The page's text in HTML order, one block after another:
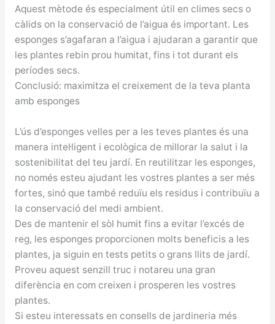
Aquest mètode és especialment útil en climes secs o
càlids on la conservació de l’aigua és important. Les
esponges s’agafaran a l’aigua i ajudaran a garantir que
les plantes rebin prou humitat, fins i tot durant els
períodes secs.
Conclusió: maximitza el creixement de la teva planta
amb esponges
L’ús d’esponges velles per a les teves plantes és una
manera intel·ligent i ecològica de millorar la salut i la
sostenibilitat del teu jardí. En reutilitzar les esponges,
no només esteu ajudant les vostres plantes a ser més
fortes, sinó que també reduïu els residus i contribuïu a
la conservació del medi ambient.
Des de mantenir el sòl humit fins a evitar l’excés de
reg, les esponges proporcionen molts beneficis a les
plantes, ja siguin en tests petits o grans llits de jardí.
Proveu aquest senzill truc i notareu una gran
diferència en com creixen i prosperen les vostres
plantes.
Si esteu interessats en consells de jardineria més